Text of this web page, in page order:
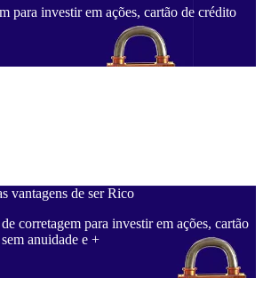
para investir em ações, cartão de crédito
vantagens de ser Rico
corretagem para investir em ações, cartão
anuidade e +